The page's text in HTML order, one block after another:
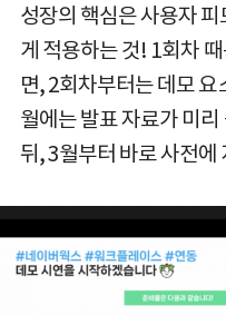
성장의 핵심은 사용자
게 적용하는 것! 1회차
면, 2회차부터는 데모
월에는 발표 자료가 미
뒤, 3월부터 바로 사전